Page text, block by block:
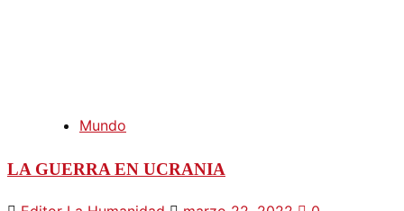
Mundo
LA GUERRA EN UCRANIA